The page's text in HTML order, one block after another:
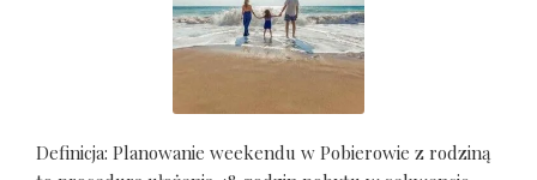
Definicja: Planowanie weekendu w Pobierowie z rodziną